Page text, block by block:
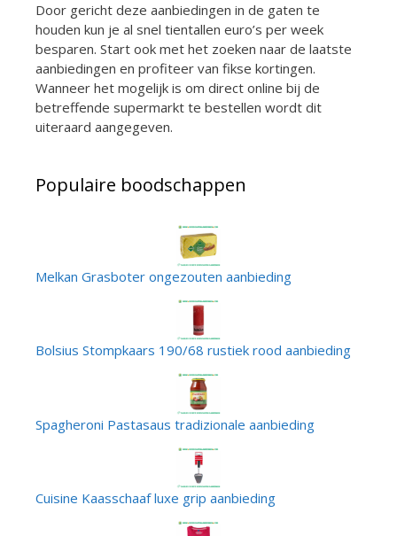
Door gericht deze aanbiedingen in de gaten te
houden kun je al snel tientallen euro’s per week
besparen. Start ook met het zoeken naar de laatste
aanbiedingen en profiteer van fikse kortingen.
Wanneer het mogelijk is om direct online bij de
betreffende supermarkt te bestellen wordt dit
uiteraard aangegeven.
Populaire boodschappen
Melkan Grasboter ongezouten aanbieding
Bolsius Stompkaars 190/68 rustiek rood aanbieding
Spagheroni Pastasaus tradizionale aanbieding
Cuisine Kaasschaaf luxe grip aanbieding